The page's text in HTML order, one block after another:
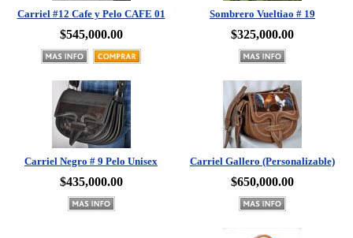
$545,000.00 $325,000.00
Carriel Negro # 9 Pelo Unisex
$435,000.00
Carriel Gallero (Personalizable)
$650,000.00